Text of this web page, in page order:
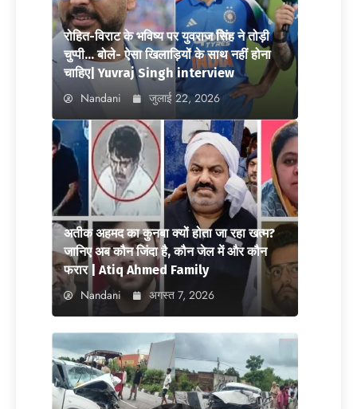
रोहित-विराट के भविष्य पर युवराज सिंह ने तोड़ी
चुप्पी… बोले- ऐसा खिलाड़ियों के साथ नहीं होना
चाहिए| Yuvraj Singh interview
Nandani जुलाई 22, 2026
अतीक अहमद का कुनबा क्यों होता जा रहा खत्म?
जानिए अब कौन जिंदा है, कौन जेल में और कौन
फरार | Atiq Ahmed Family
Nandani अगस्त 7, 2026